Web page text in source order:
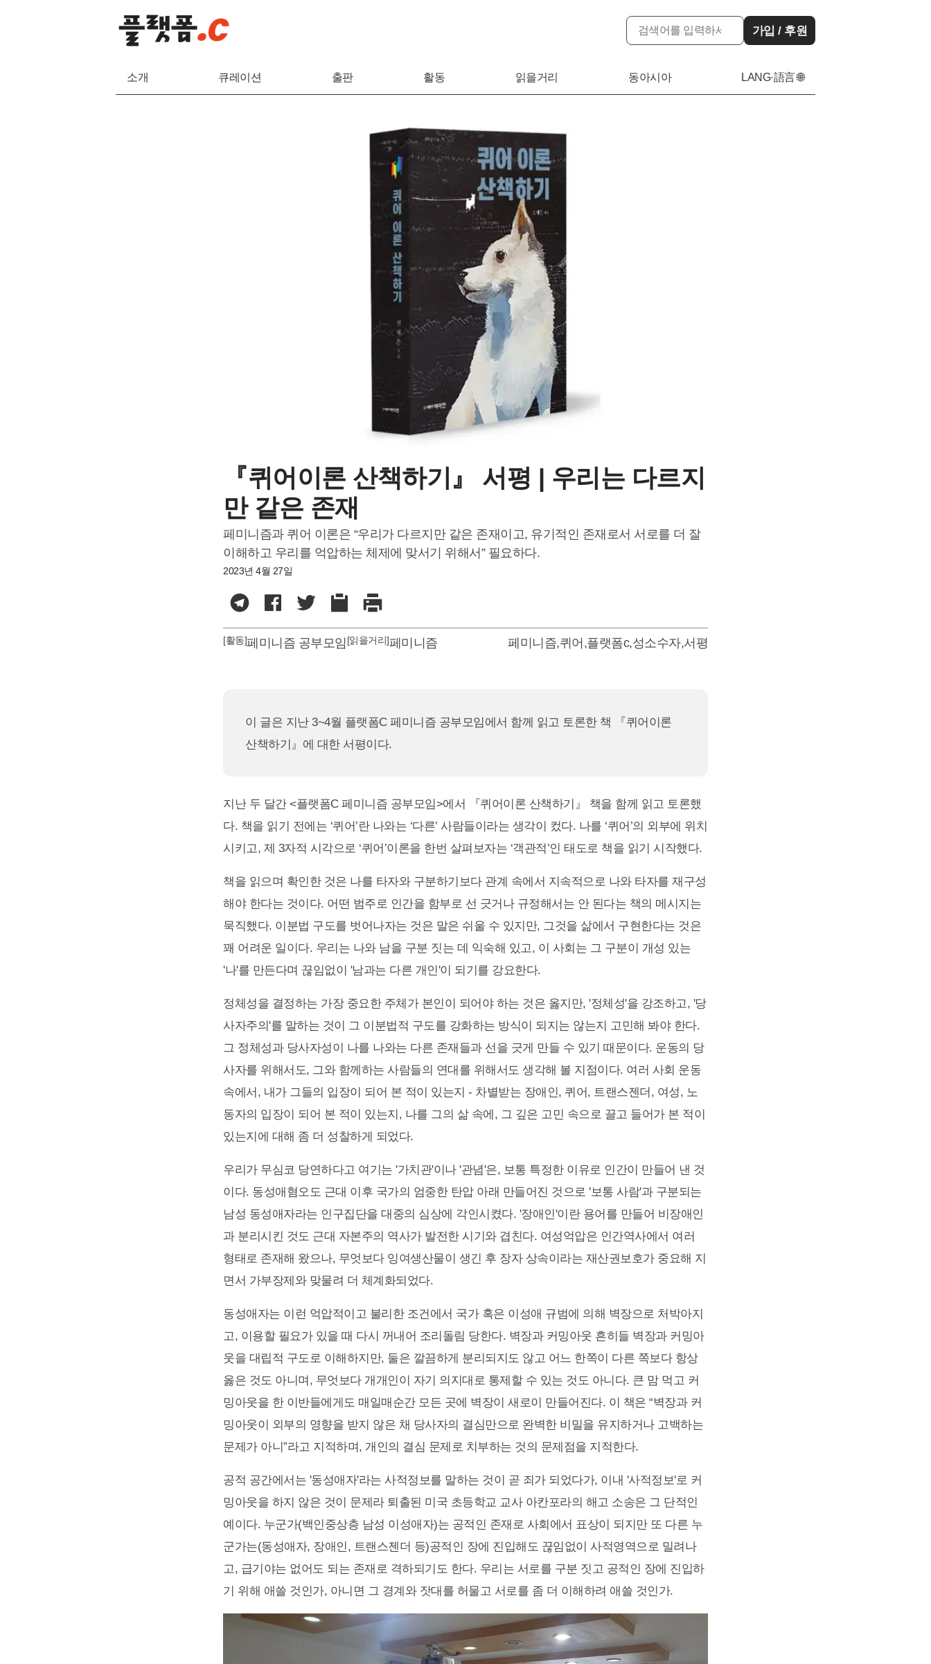
가입 / 후원
소개 큐레이션 출판 활동 읽을거리 동아시아 LANG·語言 🌐
『퀴어이론 산책하기』 서평 | 우리는 다르지
만 같은 존재
페미니즘과 퀴어 이론은 “우리가 다르지만 같은 존재이고, 유기적인 존재로서 서로를 더 잘
이해하고 우리를 억압하는 체제에 맞서기 위해서” 필요하다.
2023년 4월 27일
[활동]페미니즘 공부모임 [읽을거리]페미니즘 페미니즘,퀴어 ,플랫폼c,성소수자,서평
이 글은 지난 3~4월 플랫폼C 페미니즘 공부모임에서 함께 읽고 토론한 책 『퀴어이론
산책하기』에 대한 서평이다.
지난 두 달간 <플랫폼C 페미니즘 공부모임>에서 『퀴어이론 산책하기』 책을 함께 읽고 토론했
다. 책을 읽기 전에는 ‘퀴어’란 나와는 ‘다른’ 사람들이라는 생각이 컸다. 나를 ‘퀴어’의 외부에 위치
시키고, 제 3자적 시각으로 ‘퀴어’이론을 한번 살펴보자는 ‘객관적’인 태도로 책을 읽기 시작했다.
책을 읽으며 확인한 것은 나를 타자와 구분하기보다 관계 속에서 지속적으로 나와 타자를 재구성
해야 한다는 것이다. 어떤 범주로 인간을 함부로 선 긋거나 규정해서는 안 된다는 책의 메시지는
묵직했다. 이분법 구도를 벗어나자는 것은 말은 쉬울 수 있지만, 그것을 삶에서 구현한다는 것은
꽤 어려운 일이다. 우리는 나와 남을 구분 짓는 데 익숙해 있고, 이 사회는 그 구분이 개성 있는
'나'를 만든다며 끊임없이 '남과는 다른 개인'이 되기를 강요한다.
정체성을 결정하는 가장 중요한 주체가 본인이 되어야 하는 것은 옳지만, '정체성'을 강조하고, '당
사자주의'를 말하는 것이 그 이분법적 구도를 강화하는 방식이 되지는 않는지 고민해 봐야 한다.
그 정체성과 당사자성이 나를 나와는 다른 존재들과 선을 긋게 만들 수 있기 때문이다. 운동의 당
사자를 위해서도, 그와 함께하는 사람들의 연대를 위해서도 생각해 볼 지점이다. 여러 사회 운동
속에서, 내가 그들의 입장이 되어 본 적이 있는지 - 차별받는 장애인, 퀴어, 트랜스젠더, 여성, 노
동자의 입장이 되어 본 적이 있는지, 나를 그의 삶 속에, 그 깊은 고민 속으로 끌고 들어가 본 적이
있는지에 대해 좀 더 성찰하게 되었다.
우리가 무심코 당연하다고 여기는 '가치관'이나 '관념'은, 보통 특정한 이유로 인간이 만들어 낸 것
이다. 동성애혐오도 근대 이후 국가의 엄중한 탄압 아래 만들어진 것으로 '보통 사람'과 구분되는
남성 동성애자라는 인구집단을 대중의 심상에 각인시켰다. '장애인'이란 용어를 만들어 비장애인
과 분리시킨 것도 근대 자본주의 역사가 발전한 시기와 겹친다. 여성억압은 인간역사에서 여러
형태로 존재해 왔으나, 무엇보다 잉여생산물이 생긴 후 장자 상속이라는 재산권보호가 중요해 지
면서 가부장제와 맞물려 더 체계화되었다.
동성애자는 이런 억압적이고 불리한 조건에서 국가 혹은 이성애 규범에 의해 벽장으로 처박아지
고, 이용할 필요가 있을 때 다시 꺼내어 조리돌림 당한다. 벽장과 커밍아웃 흔히들 벽장과 커밍아
웃을 대립적 구도로 이해하지만, 둘은 깔끔하게 분리되지도 않고 어느 한쪽이 다른 쪽보다 항상
옳은 것도 아니며, 무엇보다 개개인이 자기 의지대로 통제할 수 있는 것도 아니다. 큰 맘 먹고 커
밍아웃을 한 이반들에게도 매일매순간 모든 곳에 벽장이 새로이 만들어진다. 이 책은 “벽장과 커
밍아웃이 외부의 영향을 받지 않은 채 당사자의 결심만으로 완벽한 비밀을 유지하거나 고백하는
문제가 아니”라고 지적하며, 개인의 결심 문제로 치부하는 것의 문제점을 지적한다.
공적 공간에서는 '동성애자'라는 사적정보를 말하는 것이 곧 죄가 되었다가, 이내 '사적정보'로 커
밍아웃을 하지 않은 것이 문제라 퇴출된 미국 초등학교 교사 아칸포라의 해고 소송은 그 단적인
예이다. 누군가(백인중상층 남성 이성애자)는 공적인 존재로 사회에서 표상이 되지만 또 다른 누
군가는(동성애자, 장애인, 트랜스젠더 등)공적인 장에 진입해도 끊임없이 사적영역으로 밀려나
고, 급기야는 없어도 되는 존재로 격하되기도 한다. 우리는 서로를 구분 짓고 공적인 장에 진입하
기 위해 애쓸 것인가, 아니면 그 경계와 잣대를 허물고 서로를 좀 더 이해하려 애쓸 것인가.